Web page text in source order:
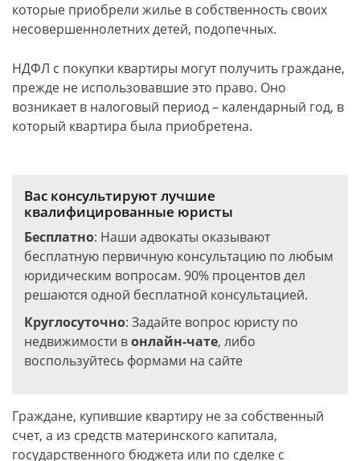
которые приобрели жилье в собственность своих
несовершеннолетних детей, подопечных.
НДФЛ с покупки квартиры могут получить граждане,
прежде не использовавшие это право. Оно
возникает в налоговый период – календарный год, в
который квартира была приобретена.
Вас консультируют лучшие
квалифицированные юристы
Бесплатно: Наши адвокаты оказывают
бесплатную первичную консультацию по любым
юридическим вопросам. 90% процентов дел
решаются одной бесплатной консультацией.
Круглосуточно: Задайте вопрос юристу по
недвижимости вонлайн-чате, либо
воспользуйтесь формами на сайте
Граждане, купившие квартиру не за собственный
счет, а из средств материнского капитала,
государственного бюджета или по сделке с